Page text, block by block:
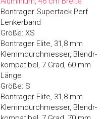
Bontrager Supertack Perf
Lenkerband
Größe: XS
Bontrager Elite, 31,8 mm
Klemmdurchmesser, Blendr-
kompatibel, 7 Grad, 60 mm
Länge
Größe: S
Bontrager Elite, 31,8 mm
Klemmdurchmesser, Blendr-